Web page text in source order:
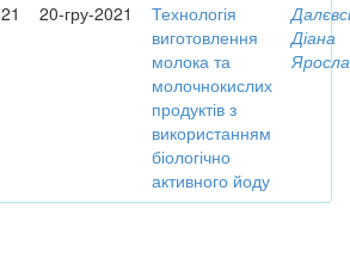
20-гру-2021
Технологія
виготовлення
молока та
молочнокислих
продуктів з
використанням
біологічно
активного йоду
Діана